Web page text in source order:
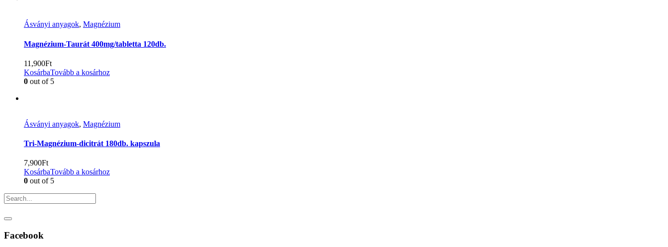
Ásványi anyagok, Magnézium
Magnézium-Taurát 400mg/tabletta 120db.
11,900Ft
KosárbaTovább a kosárhoz
0 out of 5
Ásványi anyagok, Magnézium
Tri-Magnézium-dicitrát 180db. kapszula
7,900Ft
KosárbaTovább a kosárhoz
0 out of 5
Facebook